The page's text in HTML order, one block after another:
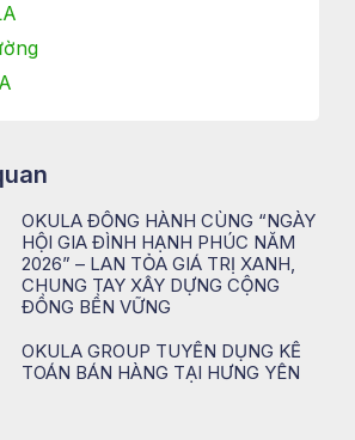
OKULA ĐỒNG HÀNH CÙNG “NGÀY
HỘI GIA ĐÌNH HẠNH PHÚC NĂM
2026” – LAN TỎA GIÁ TRỊ XANH,
CHUNG TAY XÂY DỰNG CỘNG
ĐỒNG BỀN VỮNG
OKULA GROUP TUYỂN DỤNG KẾ
TOÁN BÁN HÀNG TẠI HƯNG YÊN